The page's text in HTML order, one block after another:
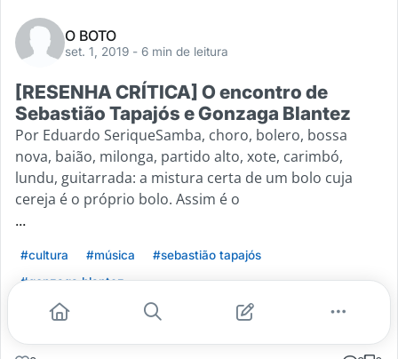
O BOTO
set. 1, 2019 - 6 min de leitura
[RESENHA CRÍTICA] O encontro de
Sebastião Tapajós e Gonzaga Blantez
Por Eduardo SeriqueSamba, choro, bolero, bossa
nova, baião, milonga, partido alto, xote, carimbó,
lundu, guitarrada: a mistura certa de um bolo cuja
cereja é o próprio bolo. Assim é o
...
#cultura #música
#sebastião tapajós
#gonzaga blantez
Leia mais